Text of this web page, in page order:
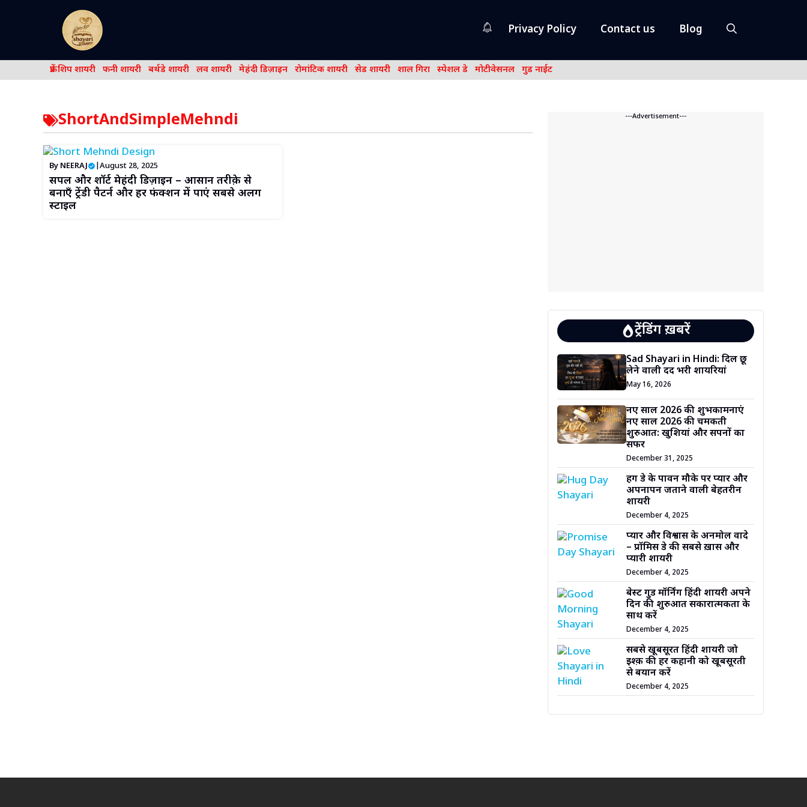
Privacy Policy Contact us Blog
फ्रेंड शिप शायरी फनी शायरी बर्थडे शायरी लव शायरी मेहंदी डिज़ाइन रोमांटिक शायरी सेड शायरी शाल गिरा स्पेशल डे मोटीवेसनल गुड नाईट
ShortAndSimpleMehndi
By NEERAJ August 28, 2025
सिंपल और शॉर्ट मेहंदी डिज़ाइन – आसान तरीक़े से
बनाएँ ट्रेंडी पैटर्न और हर फंक्शन में पाएं सबसे अलग
स्टाइल
---Advertisement---
ट्रेंडिंग ख़बरें
Sad Shayari in Hindi: दिल छू
लेने वाली दर्द भरी शायरियां
May 16, 2026
नए साल 2026 की शुभकामनाएं
नए साल 2026 की चमकती
शुरुआत: खुशियां और सपनों का
सफर
December 31, 2025
हग डे के पावन मौके पर प्यार और
अपनापन जताने वाली बेहतरीन
शायरी
December 4, 2025
प्यार और विश्वास के अनमोल वादे
– प्रॉमिस डे की सबसे ख़ास और
प्यारी शायरी
December 4, 2025
बेस्ट गुड मॉर्निंग हिंदी शायरी अपने
दिन की शुरुआत सकारात्मकता के
साथ करें
December 4, 2025
सबसे खूबसूरत हिंदी शायरी जो
इश्क़ की हर कहानी को खूबसूरती
से बयान करें
December 4, 2025